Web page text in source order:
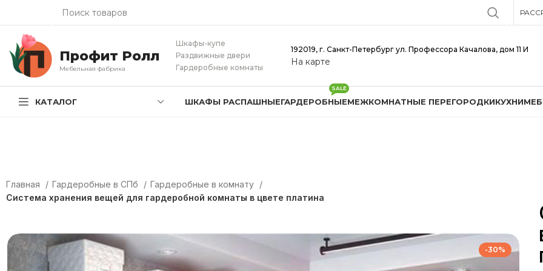
Профит Ролл
Мебельная фабрика
Шкафы-купе
Раздвижные двери
Гардеробные комнаты
192019, г. Санкт-Петербург ул. Профессора Качалова, дом 11 И
На карте
КАТАЛОГ ШКАФЫ РАСПАШНЫЕГАРДЕРОБНЫЕ
SALE
МЕЖКОМНАТНЫЕ ПЕРЕГОРОДКИКУХНИ
Главная Гардеробные в СПб
Гардеробные в комнату
Система хранения вещей для гардеробной комнаты в цвете платина
-30%